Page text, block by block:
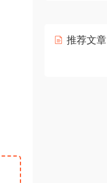
推荐文章